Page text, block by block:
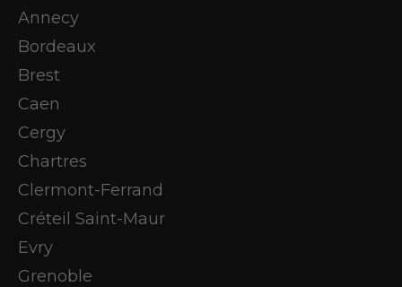
Annecy
Bordeaux
Brest
Caen
Cergy
Chartres
Clermont-Ferrand
Créteil Saint-Maur
Evry
Grenoble